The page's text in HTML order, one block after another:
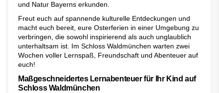
und Natur Bayerns erkunden.
Freut euch auf spannende kulturelle Entdeckungen und
macht euch bereit, eure Osterferien in einer Umgebung zu
verbringen, die sowohl inspirierend als auch unglaublich
unterhaltsam ist. Im Schloss Waldmünchen warten zwei
Wochen voller Lernspaß, Freundschaft und Abenteuer auf
euch!
Maßgeschneidertes Lernabenteuer für Ihr Kind auf
Schloss Waldmünchen